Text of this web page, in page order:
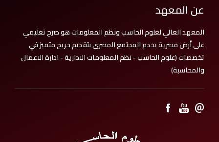
عن المعهد
المعهد العالي لعلوم الحاسب ونظم المعلومات هو صرح تعليمي
على أرض مصرية يخدم المجتمع المصري بتقديم خريج متميز في
تخصصات (علوم الحاسب - نظم المعلومات الادارية - ادارة الاعمال
والمحاسبة)